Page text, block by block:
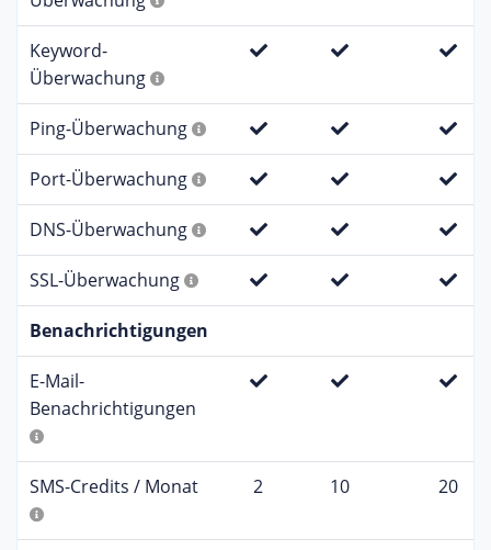
Keyword-
Überwachung
Ping-Überwachung
Port-Überwachung
DNS-Überwachung
SSL-Überwachung
Benachrichtigungen
E-Mail-
Benachrichtigungen
SMS-Credits / Monat 2 10 20